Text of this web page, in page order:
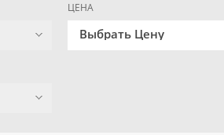
ЦЕНА
Выбрать Цену